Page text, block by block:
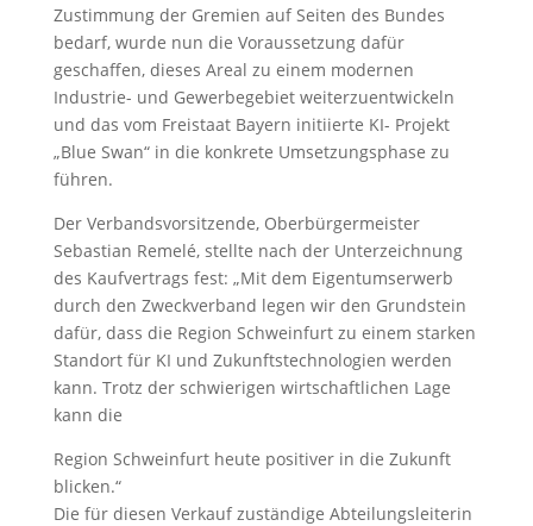
Zustimmung der Gremien auf Seiten des Bundes
bedarf, wurde nun die Voraussetzung dafür
geschaffen, dieses Areal zu einem modernen
Industrie- und Gewerbegebiet weiterzuentwickeln
und das vom Freistaat Bayern initiierte KI- Projekt
„Blue Swan“ in die konkrete Umsetzungsphase zu
führen.
Der Verbandsvorsitzende, Oberbürgermeister
Sebastian Remelé, stellte nach der Unterzeichnung
des Kaufvertrags fest: „Mit dem Eigentumserwerb
durch den Zweckverband legen wir den Grundstein
dafür, dass die Region Schweinfurt zu einem starken
Standort für KI und Zukunftstechnologien werden
kann. Trotz der schwierigen wirtschaftlichen Lage
kann die
Region Schweinfurt heute positiver in die Zukunft
blicken.“
Die für diesen Verkauf zuständige Abteilungsleiterin